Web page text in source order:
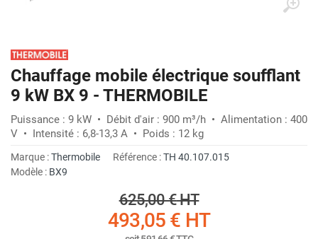
Chauffage mobile électrique soufflant
9 kW BX 9 - THERMOBILE
Puissance : 9 kW • Débit d'air : 900 m³/h • Alimentation : 400
V • Intensité : 6,8-13,3 A • Poids : 12 kg
Marque :Thermobile Référence :TH 40.107.015
Modèle : BX9
625,00 €HT
493,05 € HT